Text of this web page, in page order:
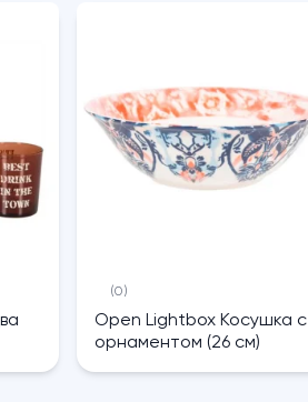
(0)
Open Lightbox Косушка с
орнаментом (26 см)